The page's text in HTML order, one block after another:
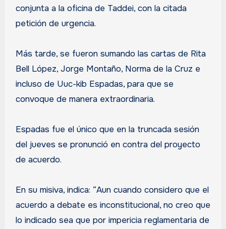
conjunta a la oficina de Taddei, con la citada
petición de urgencia.
Más tarde, se fueron sumando las cartas de Rita
Bell López, Jorge Montaño, Norma de la Cruz e
incluso de Uuc-kib Espadas, para que se
convoque de manera extraordinaria.
Espadas fue el único que en la truncada sesión
del jueves se pronunció en contra del proyecto
de acuerdo.
En su misiva, indica: “Aun cuando considero que el
acuerdo a debate es inconstitucional, no creo que
lo indicado sea que por impericia reglamentaria de